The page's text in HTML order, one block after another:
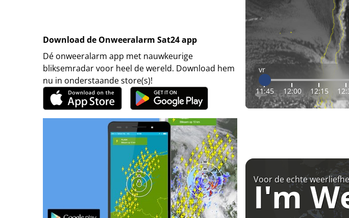
Download de Onweeralarm Sat24 app
Dé onweeralarm app met nauwkeurige
bliksemradar voor heel de wereld. Download hem
nu in onderstaande store(s)!
vr
11:45 12:00 12:15
Voor de echte
I'm